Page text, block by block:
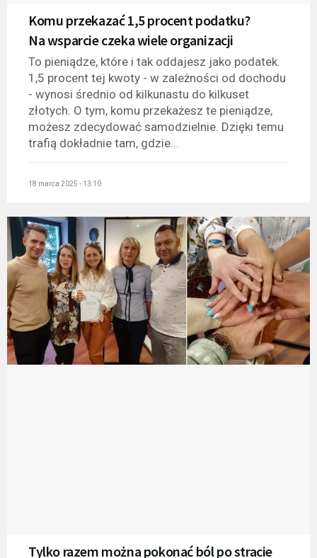
Komu przekazać 1,5 procent podatku?
Na wsparcie czeka wiele organizacji
To pieniądze, które i tak oddajesz jako podatek.
1,5 procent tej kwoty - w zależności od dochodu
- wynosi średnio od kilkunastu do kilkuset
złotych. O tym, komu przekażesz te pieniądze,
możesz zdecydować samodzielnie. Dzięki temu
trafią dokładnie tam, gdzie...
18 marca 2025 - 13:10
Tylko razem można pokonać ból po stracie